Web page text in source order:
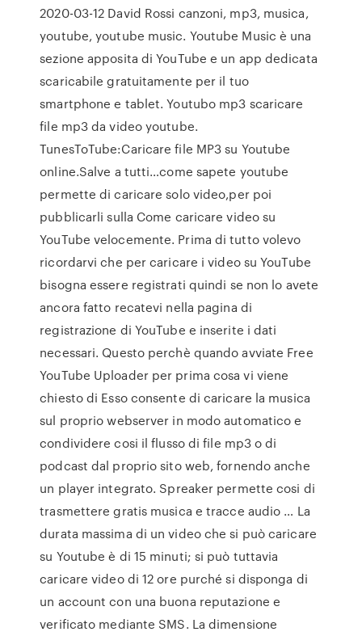
2020-03-12 David Rossi canzoni, mp3, musica,
youtube, youtube music. Youtube Music è una
sezione apposita di YouTube e un app dedicata
scaricabile gratuitamente per il tuo
smartphone e tablet. Youtubo mp3 scaricare
file mp3 da video youtube.
TunesToTube:Caricare file MP3 su Youtube
online.Salve a tutti…come sapete youtube
permette di caricare solo video,per poi
pubblicarli sulla Come caricare video su
YouTube velocemente. Prima di tutto volevo
ricordarvi che per caricare i video su YouTube
bisogna essere registrati quindi se non lo avete
ancora fatto recatevi nella pagina di
registrazione di YouTube e inserite i dati
necessari. Questo perchè quando avviate Free
YouTube Uploader per prima cosa vi viene
chiesto di Esso consente di caricare la musica
sul proprio webserver in modo automatico e
condividere cosi il flusso di file mp3 o di
podcast dal proprio sito web, fornendo anche
un player integrato. Spreaker permette cosi di
trasmettere gratis musica e tracce audio … La
durata massima di un video che si può caricare
su Youtube è di 15 minuti; si può tuttavia
caricare video di 12 ore purché si disponga di
un account con una buona reputazione e
verificato mediante SMS. La dimensione